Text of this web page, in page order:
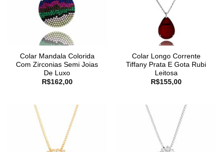
Colar Mandala Colorida
Com Zirconias Semi Joias
De Luxo
R$162,00
Colar Longo Corrente
Tiffany Prata E Gota Rubi
Leitosa
R$155,00